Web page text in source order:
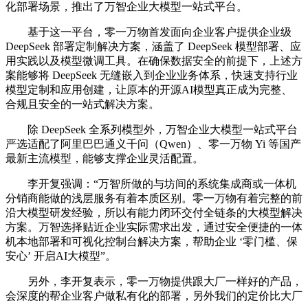
化部署场景，推出了万智企业大模型一站式平台。
基于这一平台，零一万物首发面向企业客户提供企业级
DeepSeek 部署定制解决方案，涵盖了 DeepSeek 模型部署、应
用实践以及模型微调工具。在确保数据安全的前提下，上述方
案能够将 DeepSeek 无缝嵌入到企业业务体系，快速支持行业
模型定制和应用创建，让原本的开源AI模型真正成为完整、
合规且安全的一站式解决方案。
除 DeepSeek 全系列模型外，万智企业大模型一站式平台
严选适配了阿里巴巴通义千问（Qwen）、零一万物 Yi 等国产
最新主流模型，能够支撑企业灵活配置。
李开复强调：“万智所做的与坊间的系统集成商或一体机
分销商能做的浅层服务有着本质区别。零一万物有着完整的前
沿大模型研发经验，所以有能力闭环交付全链条的大模型解决
方案。万智选择贴近企业实际需求出发，通过安全便捷的一体
机本地部署和可视化控制台解决方案，帮助企业 ‘零门槛、保
安心’ 开启AI大模型”。
另外，李开复表示，零一万物提供跟大厂一样好的产品，
会深度的帮企业客户做私有化的部署，另外我们的定价比大厂